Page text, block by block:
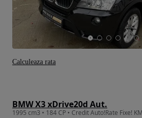
BMW X3 xDrive20d Aut.
1995 cm3 • 184 CP • Credit Auto!Rate Fixe!
Calculeaza rata